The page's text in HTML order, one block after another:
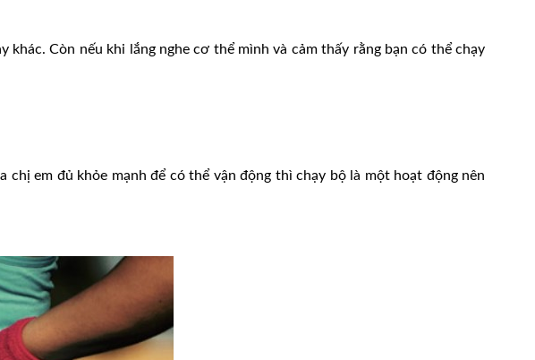
Còn nếu khi lắng nghe cơ thể mình và cảm thấy rằng bạn có thể chạy
em đủ khỏe mạnh để có thể vận động thì chạy bộ là một hoạt động nên